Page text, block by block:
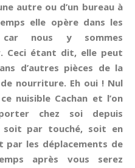
autre ou d’un bureau à
elle opère dans les
nous y sommes
Ceci étant dit, elle peut
d’autres pièces de la
de nourriture. Eh oui ! Nul
nuisible Cachan et l’on
chez soi depuis
soit par touché, soit en
par les déplacements de
après vous serez